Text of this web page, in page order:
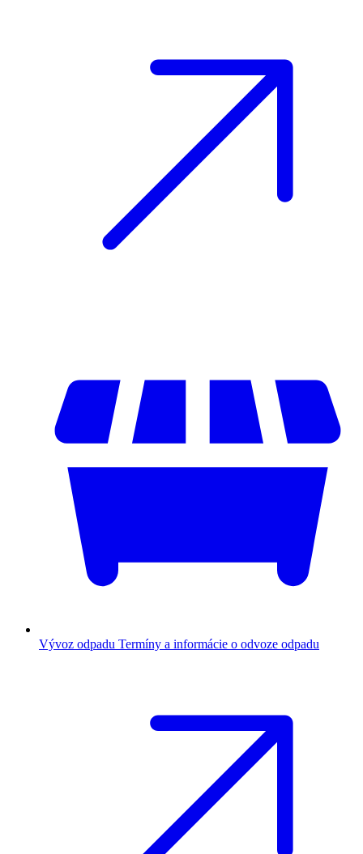
Vývoz odpadu Termíny a informácie o odvoze odpadu